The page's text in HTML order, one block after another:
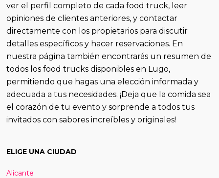
ver el perfil completo de cada food truck, leer
opiniones de clientes anteriores, y contactar
directamente con los propietarios para discutir
detalles específicos y hacer reservaciones. En
nuestra página también encontrarás un resumen de
todos los food trucks disponibles en Lugo,
permitiendo que hagas una elección informada y
adecuada a tus necesidades. ¡Deja que la comida sea
el corazón de tu evento y sorprende a todos tus
invitados con sabores increíbles y originales!
ELIGE UNA CIUDAD
Alicante